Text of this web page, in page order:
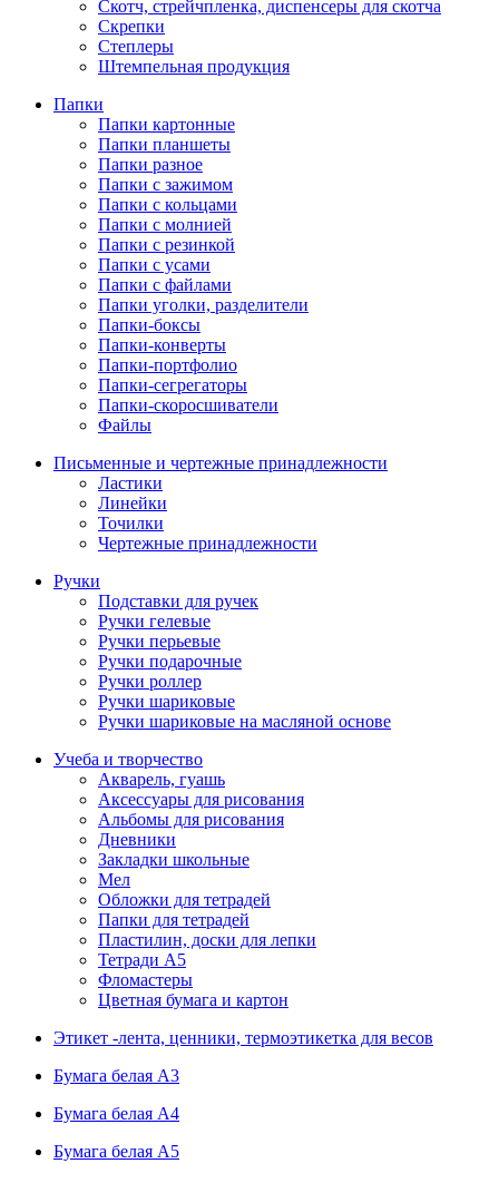
Скотч, стрейчпленка, диспенсеры для скотча
Скрепки
Степлеры
Штемпельная продукция
Папки
Папки картонные
Папки планшеты
Папки разное
Папки с зажимом
Папки с кольцами
Папки с молнией
Папки с резинкой
Папки с усами
Папки с файлами
Папки уголки, разделители
Папки-боксы
Папки-конверты
Папки-портфолио
Папки-сегрегаторы
Папки-скоросшиватели
Файлы
Письменные и чертежные принадлежности
Ластики
Линейки
Точилки
Чертежные принадлежности
Ручки
Подставки для ручек
Ручки гелевые
Ручки перьевые
Ручки подарочные
Ручки роллер
Ручки шариковые
Ручки шариковые на масляной основе
Учеба и творчество
Акварель, гуашь
Аксессуары для рисования
Альбомы для рисования
Дневники
Закладки школьные
Мел
Обложки для тетрадей
Папки для тетрадей
Пластилин, доски для лепки
Тетради А5
Фломастеры
Цветная бумага и картон
Этикет -лента, ценники, термоэтикетка для весов
Бумага белая А3
Бумага белая А4
Бумага белая А5